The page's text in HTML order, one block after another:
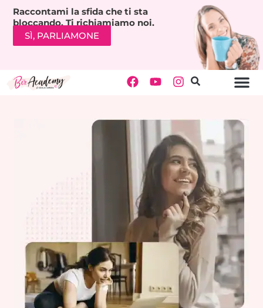
Raccontami la sfida che ti sta
bloccando. Ti richiamiamo noi.
SÌ, PARLIAMONE